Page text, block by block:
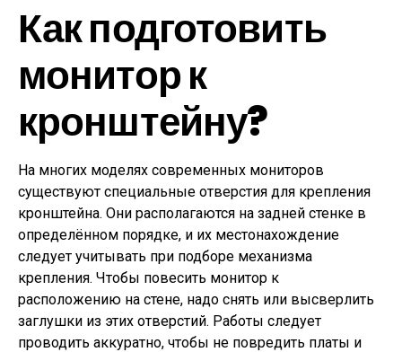
Как подготовить
монитор к
кронштейну?
На многих моделях современных мониторов
существуют специальные отверстия для крепления
кронштейна. Они располагаются на задней стенке в
определённом порядке, и их местонахождение
следует учитывать при подборе механизма
крепления. Чтобы повесить монитор к
расположению на стене, надо снять или высверлить
заглушки из этих отверстий. Работы следует
проводить аккуратно, чтобы не повредить платы и